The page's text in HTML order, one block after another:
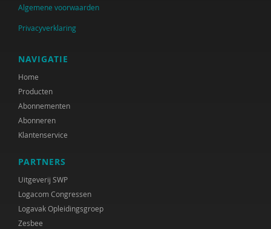
Algemene voorwaarden
Privacyverklaring
NAVIGATIE
Home
Producten
Abonnementen
Abonneren
Klantenservice
PARTNERS
Uitgeverij SWP
Logacom Congressen
Logavak Opleidingsgroep
Zesbee